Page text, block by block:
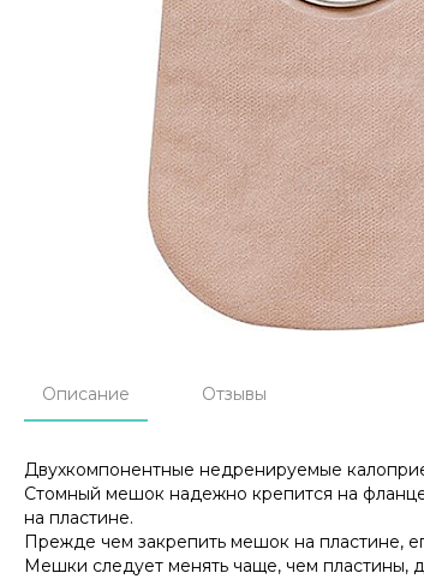
Описание Отзывы
Двухкомпонентные недренируемые
Стомный мешок надежно крепится на
на пластине.
Прежде чем закрепить мешок на пластине,
Мешки следует менять чаще, чем пластины,